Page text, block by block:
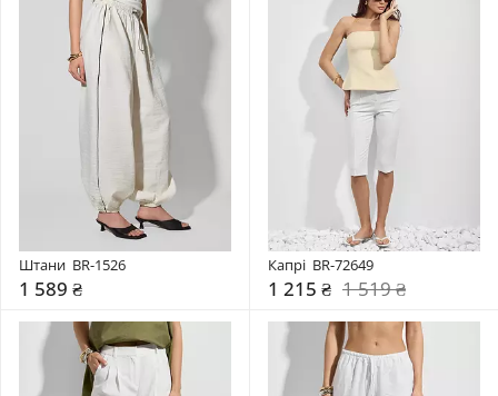
Штани  BR-1526
1 589 ₴
Капрі  BR-72649
1 215 ₴ 1 519 ₴